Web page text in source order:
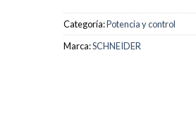
Categoría:Potencia y control
Marca:SCHNEIDER